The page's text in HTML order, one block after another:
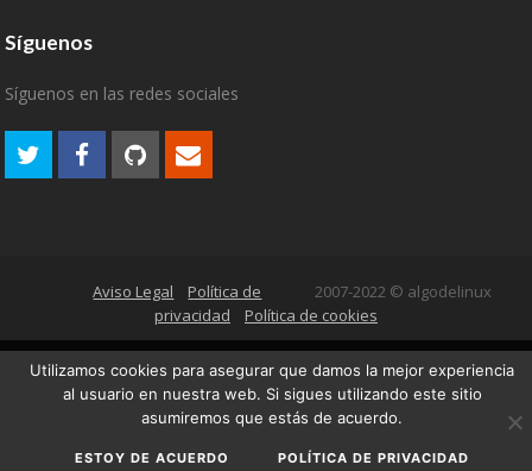
Síguenos
Síguenos en las redes sociales
2007-2022 © algodelinux
Aviso Legal
Política de
privacidad
Política de cookies
Utilizamos cookies para asegurar que damos la mejor experiencia
al usuario en nuestra web. Si sigues utilizando este sitio
asumiremos que estás de acuerdo.
ESTOY DE ACUERDO POLÍTICA DE PRIVACIDAD